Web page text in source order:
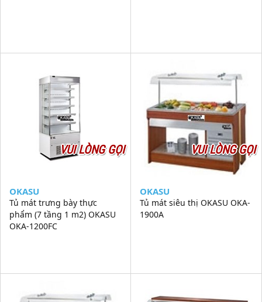
VUI LÒNG GỌI
OKASU
Tủ mát trưng bày thực
phẩm (7 tầng 1 m2) OKASU
OKA-1200FC
VUI LÒNG GỌI
OKASU
Tủ mát siêu thị OKASU OKA-
1900A